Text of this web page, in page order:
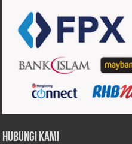
Hubungi Kami